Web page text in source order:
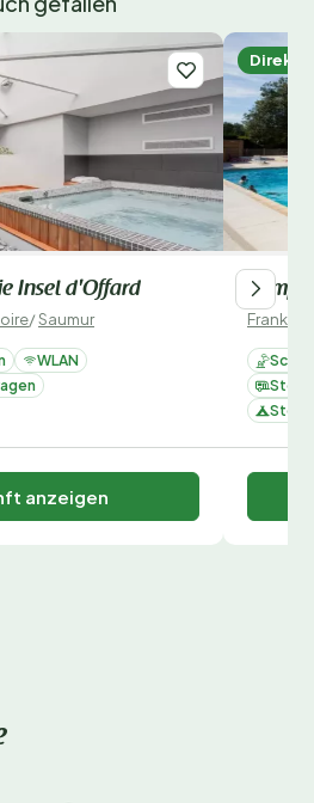
Insel d'Offard
/Saumur
WLAN
anzeigen
Direkt